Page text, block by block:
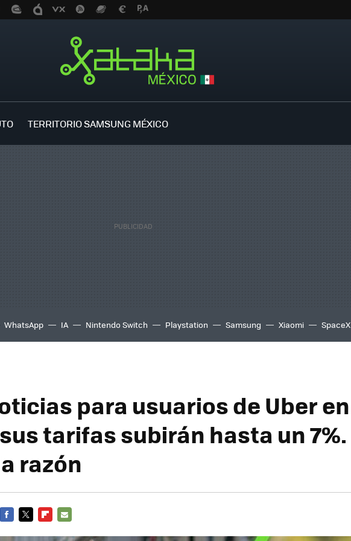
TERRITORIO SAMSUNG MÉXICO
WhatsApp IA Nintendo Switch Playstation Samsung Xiaomi SpaceX
para usuarios de Uber en
tarifas subirán hasta un 7%.
razón